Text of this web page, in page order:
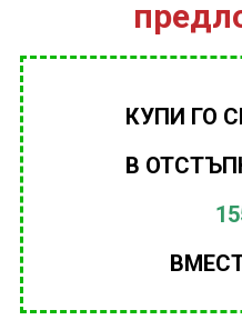
КУПИ ГО
В